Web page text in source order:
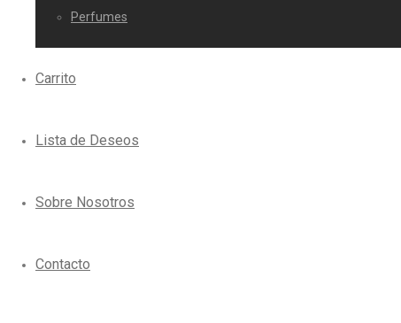
Perfumes
Carrito
Lista de Deseos
Sobre Nosotros
Contacto